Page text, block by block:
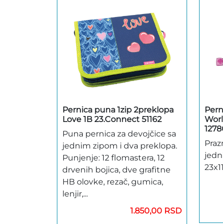
Pernica puna 1zip 2preklopa
Love 1B 23.Connect 51162
Puna pernica za devojčice sa
jednim zipom i dva preklopa.
Punjenje: 12 flomastera, 12
drvenih bojica, dve grafitne
HB olovke, rezač, gumica,
lenjir,...
1.850,00 RSD